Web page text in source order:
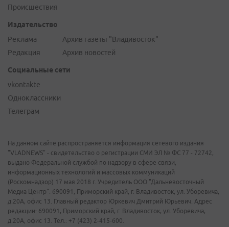
Происшествия
Издательство
Реклама
Редакция
Архив газеты "Владивосток"
Архив новостей
Социальные сети
vkontakte
Одноклассники
Телеграм
На данном сайте распространяется информация сетевого издания
"VLADNEWS" - свидетельство о регистрации СМИ ЭЛ № ФС 77 - 72742,
выдано Федеральной службой по надзору в сфере связи,
информационных технологий и массовых коммуникаций
(Роскомнадзор) 17 мая 2018 г. Учредитель ООО "Дальневосточный
Медиа Центр". 690091, Приморский край, г. Владивосток, ул. Уборевича,
д.20А, офис 13. Главный редактор Юркевич Дмитрий Юрьевич. Адрес
редакции: 690091, Приморский край, г. Владивосток, ул. Уборевича,
д.20А, офис 13. Тел.: +7 (423) 2-415-600.